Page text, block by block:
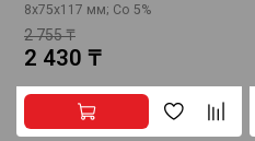
8x75x117 мм; Co 5%
2 755 ₸
2 430 ₸